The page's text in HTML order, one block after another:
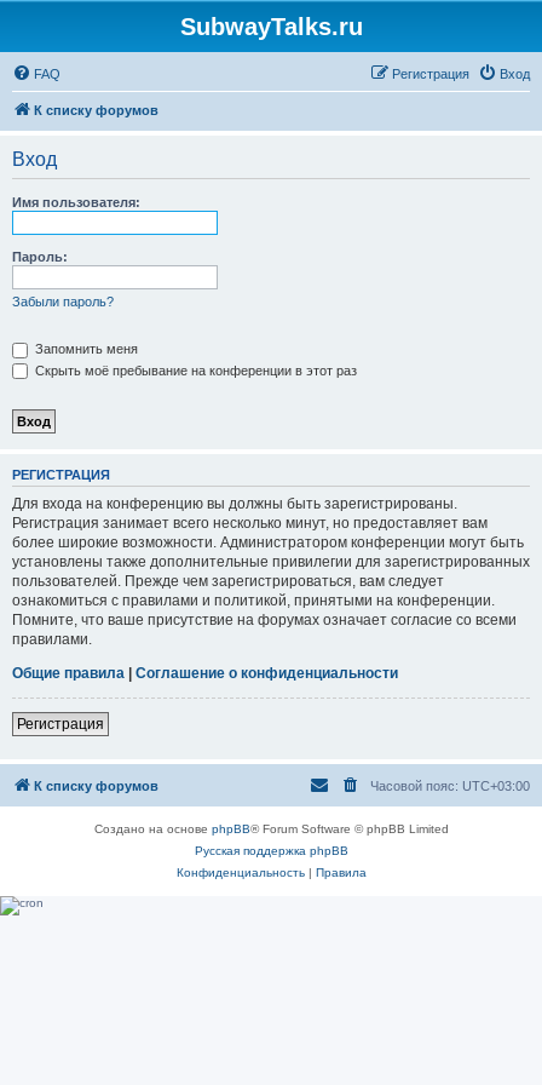
SubwayTalks.ru
FAQ Вход
Регистрация
К списку форумов
Вход
Имя пользователя:
Пароль:
Забыли пароль?
Запомнить меня
Скрыть моё пребывание на конференции в этот раз
РЕГИСТРАЦИЯ
Для входа на конференцию вы должны быть зарегистрированы.
Регистрация занимает всего несколько минут, но предоставляет вам
более широкие возможности. Администратором конференции могут быть
установлены также дополнительные привилегии для зарегистрированных
пользователей. Прежде чем зарегистрироваться, вам следует
ознакомиться с правилами и политикой, принятыми на конференции.
Помните, что ваше присутствие на форумах означает согласие со всеми
правилами.
Общие правила | Соглашение о конфиденциальности
Регистрация
К списку форумов Часовой пояс: UTC+03:00
Создано на основе phpBB® Forum Software © phpBB Limited
Русская поддержка phpBB
Конфиденциальность| Правила